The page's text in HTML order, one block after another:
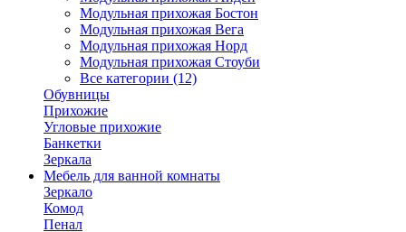
Модульная прихожая Бостон
Модульная прихожая Вега
Модульная прихожая Норд
Модульная прихожая Стоуби
Все категории (12)
Обувницы
Прихожие
Угловые прихожие
Банкетки
Зеркала
Мебель для ванной комнаты
Зеркало
Комод
Пенал